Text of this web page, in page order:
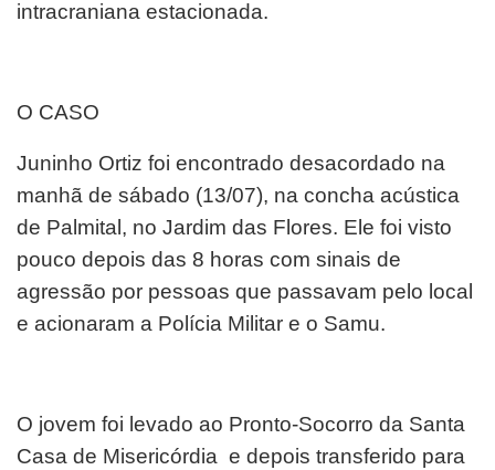
intracraniana estacionada.
O CASO
Juninho Ortiz foi encontrado desacordado na
manhã de sábado (13/07), na concha acústica
de Palmital, no Jardim das Flores. Ele foi visto
pouco depois das 8 horas com sinais de
agressão por pessoas que passavam pelo local
e acionaram a Polícia Militar e o Samu.
O jovem foi levado ao Pronto-Socorro da Santa
Casa de Misericórdia e depois transferido para